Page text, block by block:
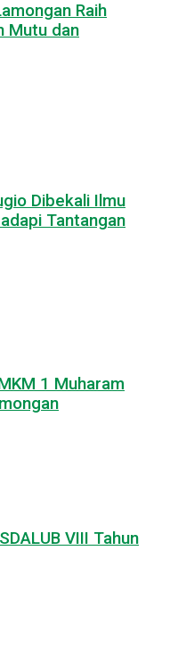
Raih
Mutu dan
Dibekali Ilmu
Tantangan
1 Muharam
VIII Tahun